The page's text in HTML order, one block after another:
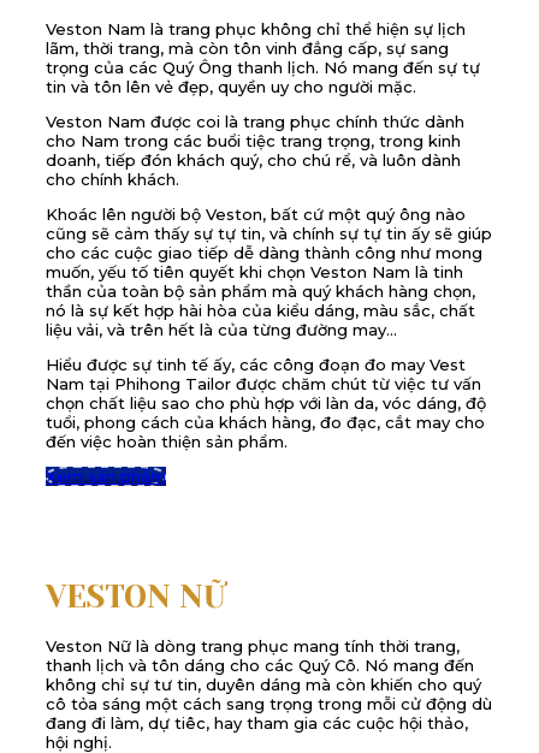
Veston Nam là trang phục không chỉ thể hiện sự lịch
lãm, thời trang, mà còn tôn vinh đẳng cấp, sự sang
trọng của các Quý Ông thanh lịch. Nó mang đến sự tự
tin và tôn lên vẻ đẹp, quyền uy cho người mặc.
Veston Nam được coi là trang phục chính thức dành
cho Nam trong các buổi tiệc trang trọng, trong kinh
doanh, tiếp đón khách quý, cho chú rể, và luôn dành
cho chính khách.
Khoác lên người bộ Veston, bất cứ một quý ông nào
cũng sẽ cảm thấy sự tự tin, và chính sự tự tin ấy sẽ giúp
cho các cuộc giao tiếp dễ dàng thành công như mong
muốn, yếu tố tiên quyết khi chọn Veston Nam là tinh
thần của toàn bộ sản phẩm mà quý khách hàng chọn,
nó là sự kết hợp hài hòa của kiểu dáng, màu sắc, chất
liệu vải, và trên hết là của từng đường may…
Hiểu được sự tinh tế ấy, các công đoạn đo may Vest
Nam tại Phihong Tailor được chăm chút từ việc tư vấn
chọn chất liệu sao cho phù hợp với làn da, vóc dáng, độ
tuổi, phong cách của khách hàng, đo đạc, cắt may cho
đến việc hoàn thiện sản phẩm.
Xem sản phẩm
VESTON NỮ
Veston Nữ là dòng trang phục mang tính thời trang,
thanh lịch và tôn dáng cho các Quý Cô. Nó mang đến
không chỉ sự tư tin, duyên dáng mà còn khiến cho quý
cô tỏa sáng một cách sang trọng trong mỗi cử động dù
đang đi làm, dự tiêc, hay tham gia các cuộc hội thảo,
hội nghị.